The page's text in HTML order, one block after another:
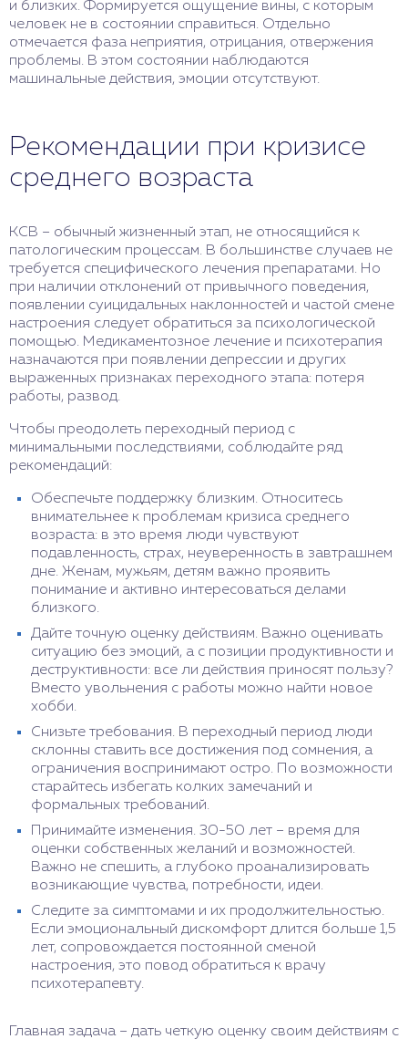
и близких. Формируется ощущение вины, с которым
человек не в состоянии справиться. Отдельно
отмечается фаза неприятия, отрицания, отвержения
проблемы. В этом состоянии наблюдаются
машинальные действия, эмоции отсутствуют.
Рекомендации при кризисе
среднего возраста
КСВ – обычный жизненный этап, не относящийся к
патологическим процессам. В большинстве случаев не
требуется специфического лечения препаратами. Но
при наличии отклонений от привычного поведения,
появлении суицидальных наклонностей и частой смене
настроения следует обратиться за психологической
помощью. Медикаментозное лечение и психотерапия
назначаются при появлении депрессии и других
выраженных признаках переходного этапа: потеря
работы, развод.
Чтобы преодолеть переходный период с
минимальными последствиями, соблюдайте ряд
рекомендаций:
Обеспечьте поддержку близким. Относитесь
внимательнее к проблемам кризиса среднего
возраста: в это время люди чувствуют
подавленность, страх, неуверенность в завтрашнем
дне. Женам, мужьям, детям важно проявить
понимание и активно интересоваться делами
близкого.
Дайте точную оценку действиям. Важно оценивать
ситуацию без эмоций, а с позиции продуктивности и
деструктивности: все ли действия приносят пользу?
Вместо увольнения с работы можно найти новое
хобби.
Снизьте требования. В переходный период люди
склонны ставить все достижения под сомнения, а
ограничения воспринимают остро. По возможности
старайтесь избегать колких замечаний и
формальных требований.
Принимайте изменения. 30-50 лет – время для
оценки собственных желаний и возможностей.
Важно не спешить, а глубоко проанализировать
возникающие чувства, потребности, идеи.
Следите за симптомами и их продолжительностью.
Если эмоциональный дискомфорт длится больше 1,5
лет, сопровождается постоянной сменой
настроения, это повод обратиться к врачу
психотерапевту.
Главная задача – дать четкую оценку своим действиям с